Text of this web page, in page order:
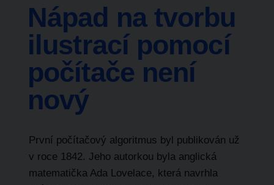
Nápad na tvorbu
ilustrací pomocí
počítače není
nový
První počítačový algoritmus byl publikován už
v roce 1842. Jeho autorkou byla anglická
matematička Ada Lovelace, která navrhla